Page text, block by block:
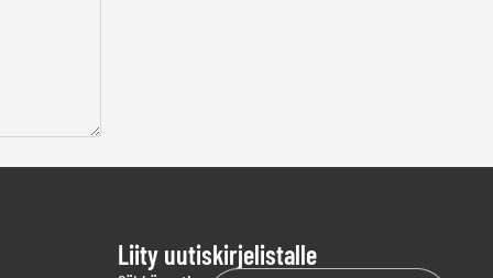
Liity uutiskirjelistalle